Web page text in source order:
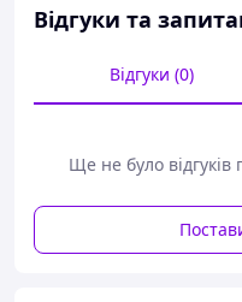
ризиковані пригоди,
зустрічі з новими
Роман переносить
конфліктів та
своїм принципам.
Книги Шклярського
пізнавальними
культуру різних країн,
Відгуки та
Відгуки (0)
Ще не було